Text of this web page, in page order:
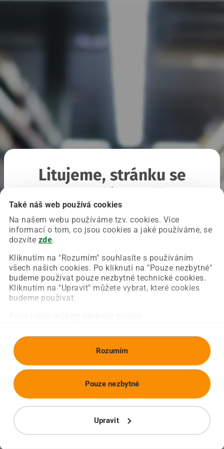
Také náš web používá cookies
Na našem webu používáme tzv. cookies. Více
informací o tom, co jsou cookies a jaké používáme, se
dozvíte zde.
Kliknutím na "Rozumím" souhlasíte s používáním
všech našich cookies. Po kliknutí na "Pouze nezbytné"
budeme používat pouze nezbytné technické cookies.
Kliknutím na "Upravit" můžete vybrat, které cookies
budeme používat.
Rozumím
Upravit
Pouze nezbytné
Litujeme, stránku se
Chyba nastala na naší straně a už ji opravujeme.
Zkuste prosím znovu načíst požadovanou stránku.
Obnovit stránku Úvodní strana